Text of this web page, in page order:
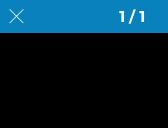
1 / 1